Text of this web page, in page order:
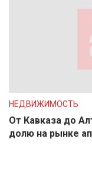
НЕДВИЖИМОСТЬ
От Кавказа до
долю на рынке